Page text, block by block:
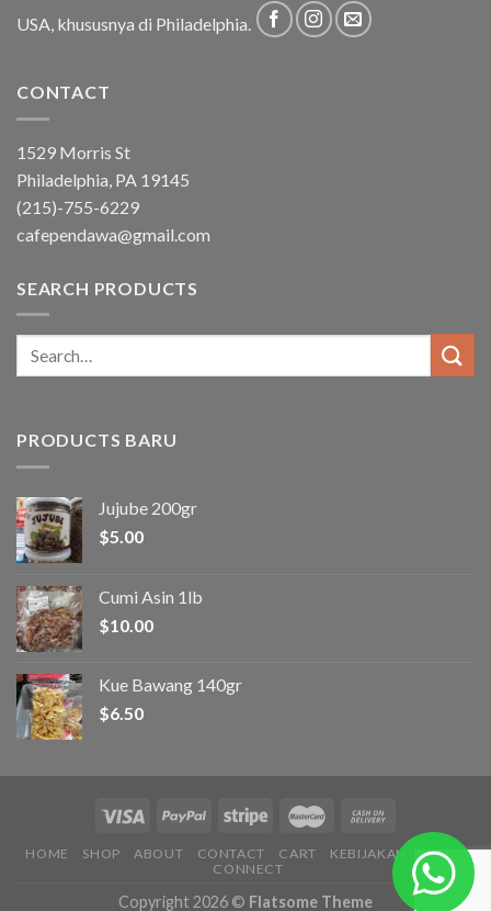
USA, khususnya di Philadelphia.
CONTACT
1529 Morris St
Philadelphia, PA 19145
(215)-755-6229
cafependawa@gmail.com
SEARCH PRODUCTS
Search
for:
PRODUCTS BARU
Jujube 200gr
$5.00
Cumi Asin 1lb
$10.00
Kue Bawang 140gr
$6.50
HOME SHOP ABOUT CONTACT CART
KEBIJAKAN PRIVASI
CONNECT
Copyright 2026 © Flatsome Theme